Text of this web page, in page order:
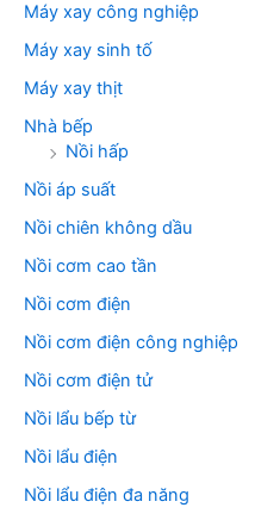
Máy xay công nghiệp
Máy xay sinh tố
Máy xay thịt
Nhà bếp
Nồi hấp
Nồi áp suất
Nồi chiên không dầu
Nồi cơm cao tần
Nồi cơm điện
Nồi cơm điện công nghiệp
Nồi cơm điện tử
Nồi lẩu bếp từ
Nồi lẩu điện
Nồi lẩu điện đa năng